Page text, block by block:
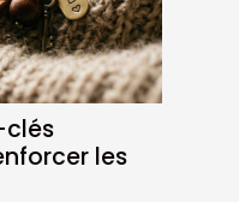
les